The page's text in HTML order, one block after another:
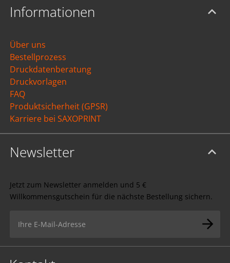
Informationen
Über uns
Bestellprozess
Druckdatenberatung
Druckvorlagen
FAQ
Produktsicherheit (GPSR)
Karriere bei SAXOPRINT
Newsletter
Jetzt zum Newsletter anmelden und 5 €
Willkommensgutschein für die nächste Bestellung sichern.